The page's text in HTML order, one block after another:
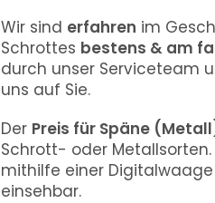
Wir sind erfahren im
Schrottes bestens & am
durch unser Serviceteam
uns auf Sie.
Der Preis für Späne
Schrott- oder
mithilfe einer
einsehbar.